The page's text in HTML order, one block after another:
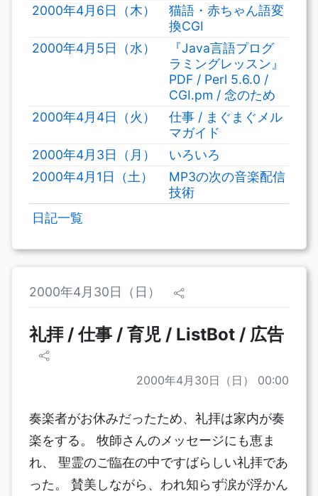
2000年4月6日（木）
猫語・赤ちゃん語変
換CGI
2000年4月5日（水）
『Java言語プログ
ラミングレッスン』
PDF / Perl 5.6.0 /
CGI.pm / 念のため
2000年4月4日（火）
仕事 / まぐまぐメル
マガイド
2000年4月3日（月）
いろいろ
2000年4月1日（土）
MP3の次の音楽配信
技術
日記一覧
2000年4月30日（日）
礼拝 / 仕事 / 育児 / ListBot / 広告
2000年4月30日（日） 00:00
奏楽者がお休みだったため、礼拝は家内が奏
楽をする。 牧師さんのメッセージにも恵ま
れ、 聖霊のご臨在の中ですばらしい礼拝であ
った。 賛美しながら、われ知らず涙が浮かん